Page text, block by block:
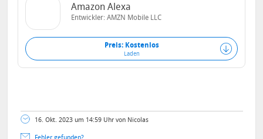
Amazon Alexa
Entwickler:AMZN Mobile LLC
Preis: Kostenlos
Laden
16. Okt. 2023 um 14:59 Uhr von Nicolas
Fehler gefunden?